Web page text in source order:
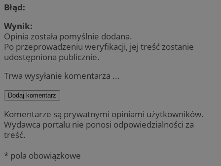
Błąd:
Wynik:
Opinia została pomyślnie dodana.
Po przeprowadzeniu weryfikacji, jej treść zostanie
udostępniona publicznie.
Trwa wysyłanie komentarza ...
Dodaj komentarz
Komentarze są prywatnymi opiniami użytkowników.
Wydawca portalu nie ponosi odpowiedzialności za
treść.
* pola obowiązkowe